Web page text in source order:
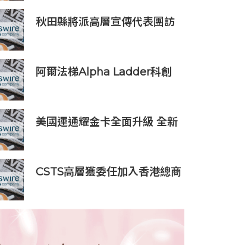
秋田縣將派高層宣傳代表團訪
阿爾法梯Alpha Ladder科創
美國運通耀金卡全面升級 全新
CSTS高層獲委任加入香港總商